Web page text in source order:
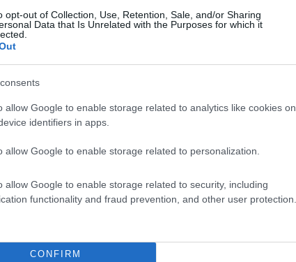
opt-out of Collection, Use, Retention, Sale, and/or Sharing
Data that Is Unrelated with the Purposes for which it
allow Google to enable storage related to analytics like cookies on
identifiers in apps.
allow Google to enable storage related to personalization.
allow Google to enable storage related to security, including
functionality and fraud prevention, and other user protection.
CONFIRM
abonenci Dobrego słownika.